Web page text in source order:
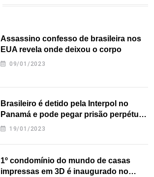
Assassino confesso de brasileira nos
EUA revela onde deixou o corpo
09/01/2023
Brasileiro é detido pela Interpol no
Panamá e pode pegar prisão perpétua
nos EUA
19/01/2023
1º condomínio do mundo de casas
impressas em 3D é inaugurado no